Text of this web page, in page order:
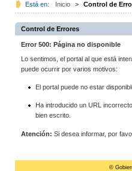
Está en: Inicio > Control de
Control de Errores
Error 500: Página no disponible
Lo sentimos, el portal al que está
puede ocurrir por varios motivos:
El portal puede no estar
Ha introducido un URL
bien escrito.
Atención: Si desea informar, por
©